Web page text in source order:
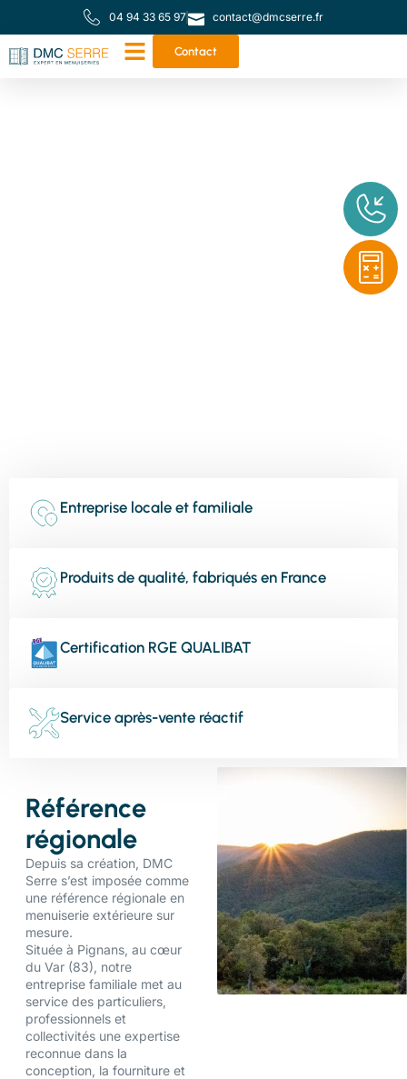
04 94 33 65 97 contact@dmcserre.fr
Contact
Votre partenaire de
proximité pour toutes
Entreprise locale et familiale
Produits de qualité, fabriqués en France
Certification RGE QUALIBAT
Service après-vente réactif
Référence
régionale
Depuis sa création, DMC
Serre s’est imposée comme
une référence régionale en
menuiserie extérieure sur
mesure.
Située à Pignans, au cœur
du Var (83), notre
entreprise familiale met au
service des particuliers,
professionnels et
collectivités une expertise
reconnue dans la
conception, la fourniture et